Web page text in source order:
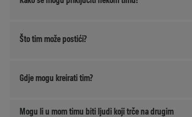
Što tim može postići?
Gdje mogu kreirati tim?
Mogu li u mom timu biti ljudi koji trče na drugim